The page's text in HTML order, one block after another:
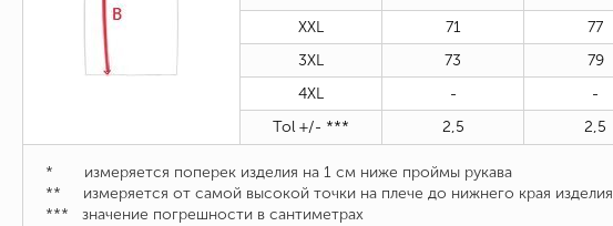
XXL
71
77
3XL
73
79
4XL
-
-
Tol +/- ***
2,5 2,5
* измеряется поперек изделия на 1 см ниже проймы рукава
** измеряется от самой высокой точки на плече до нижнего края изделия
*** значение погрешности в сантиметрах